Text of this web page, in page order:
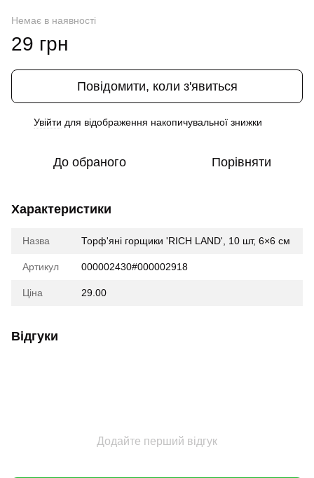
Немає в наявності
29 грн
Повідомити, коли з'явиться
Увійти для відображення накопичувальної знижки
До обраного Порівняти
Характеристики
Назва Торф'яні горщики 'RICH LAND', 10 шт, 6×6 см
Артикул 000002430#000002918
Ціна 29.00
Відгуки
Додайте перший відгук